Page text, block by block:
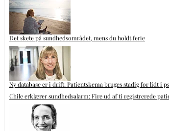
Det skete på sundhedsområdet, mens du holdt ferie
Ny database er i drift: Patientskema bruges stadig for lidt i
Chile erklærer sundhedsalarm: Fire ud af ti registrerede